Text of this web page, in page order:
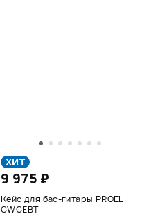
ХИТ
9 975 ₽
Кейс для бас-гитары PROEL
CWCEBT